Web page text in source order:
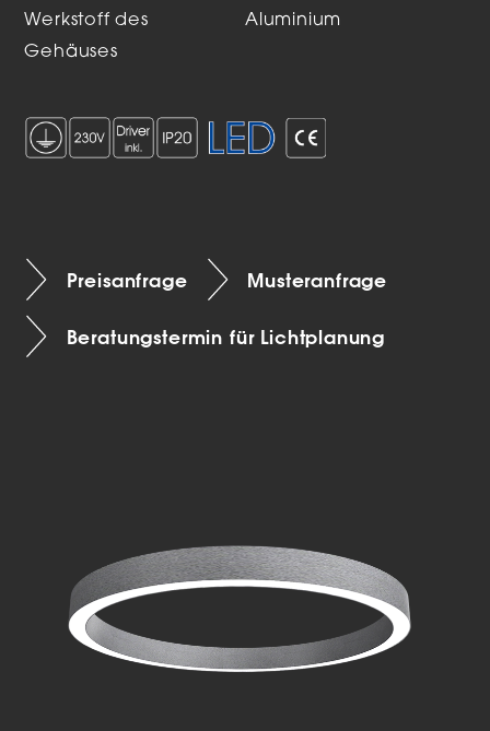
Werkstoff des
Gehäuses
Aluminium
Preisanfrage Musteranfrage
Beratungstermin für Lichtplanung